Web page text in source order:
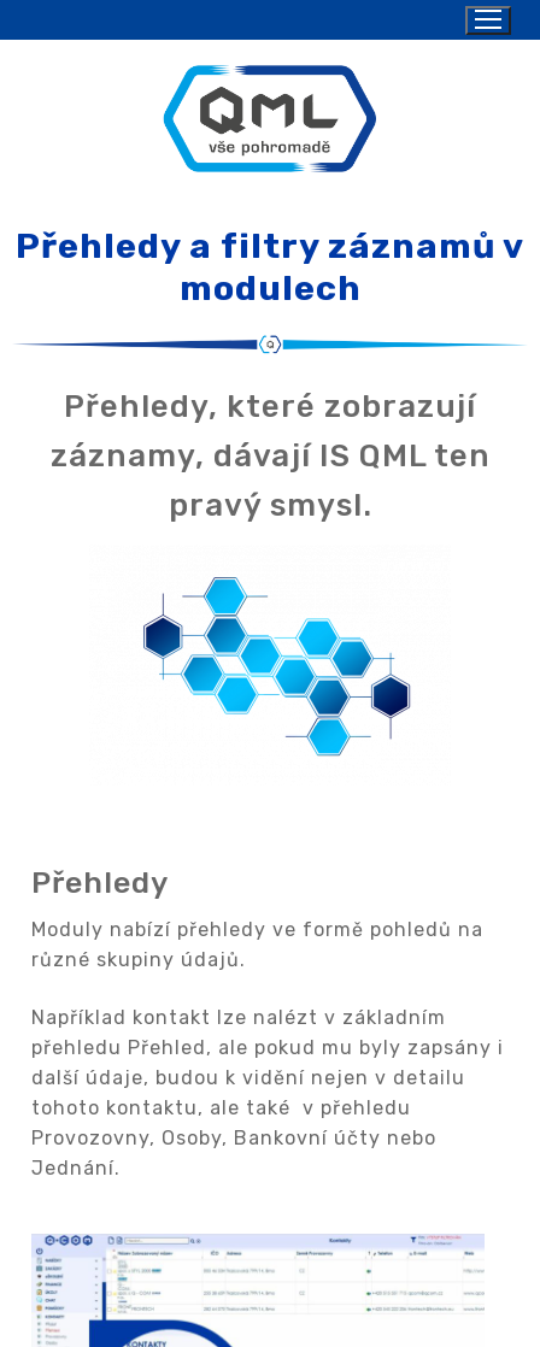
Přehledy a filtry záznamů v
modulech
Přehledy, které zobrazují
záznamy, dávají IS QML ten
pravý smysl.
Přehledy
Moduly nabízí přehledy ve formě pohledů na
různé skupiny údajů.
Například kontakt lze nalézt v základním
přehledu Přehled, ale pokud mu byly zapsány i
další údaje, budou k vidění nejen v detailu
tohoto kontaktu, ale také v přehledu
Provozovny, Osoby, Bankovní účty nebo
Jednání.